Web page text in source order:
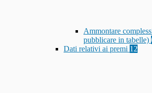
Ammontare
pubblicare in tabelle)
Dati relativi ai premi 12